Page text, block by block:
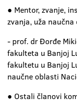
● Mentor, zvanje,
zvanja, uža naučna
- prof. dr Đorđe
fakulteta u Banjoj
fakultetu u Banjoj
naučne oblasti
● Ostali članovi